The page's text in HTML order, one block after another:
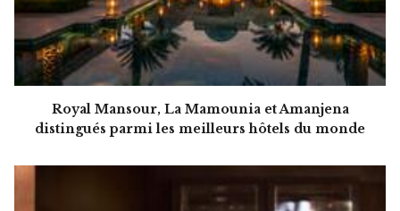
Royal Mansour, La Mamounia et Amanjena
distingués parmi les meilleurs hôtels du monde